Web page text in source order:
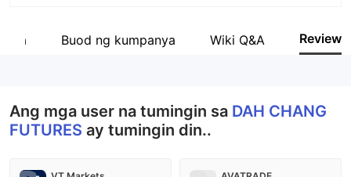
KumpanyaBuod ng kumpanya Wiki Q&A Review
Ang mga user na tumingin sa DAH CHANG
FUTURES ay tumingin din..